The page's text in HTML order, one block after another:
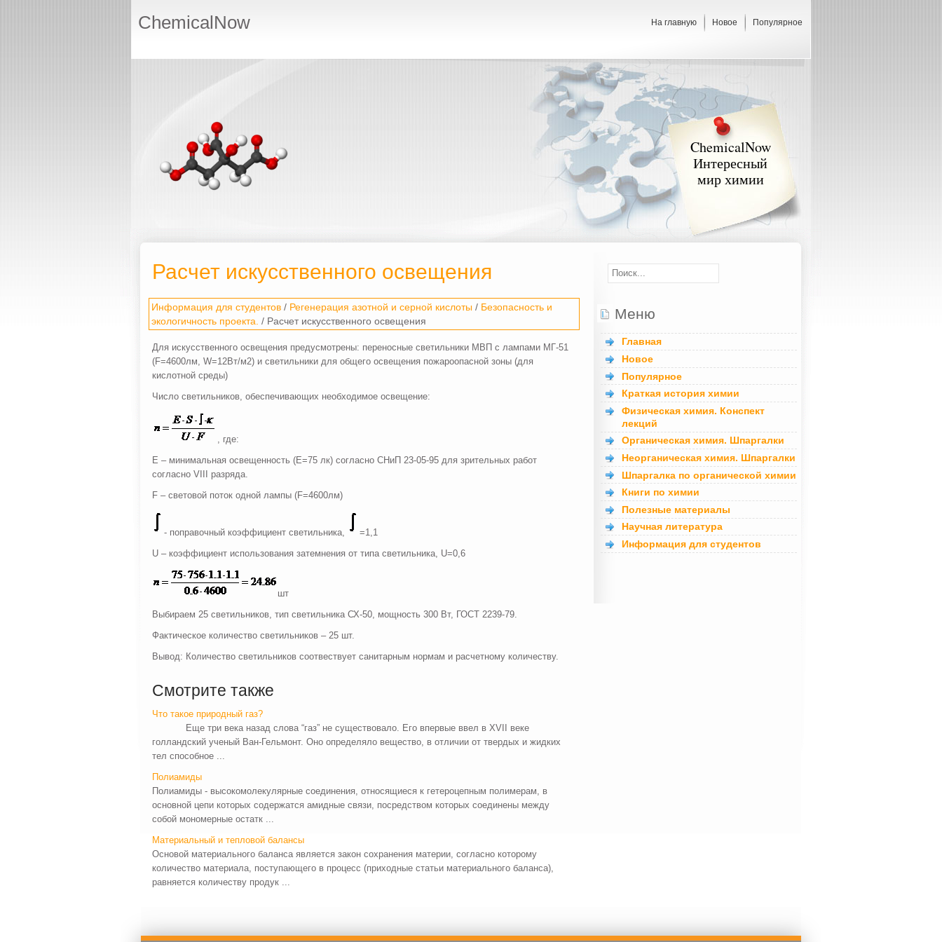
ChemicalNow На главную Новое Популярное
ChemicalNow
Интересный
мир химии
Расчет искусственного освещения
Информация для студентов / Регенерация азотной и серной кислоты / Безопасность и
экологичность проекта. / Расчет искусственного освещения
Для искусственного освещения предусмотрены: переносные светильники МВП с лампами МГ-51
(F=4600лм, W=12Вт/м2) и светильники для общего освещения пожароопасной зоны (для
кислотной среды)
Число светильников, обеспечивающих необходимое освещение:
, где:
E – минимальная освещенность (E=75 лк) согласно СНиП 23-05-95 для зрительных работ
согласно VIII разряда.
F – световой поток одной лампы (F=4600лм)
- поправочный коэффициент светильника,
=1,1
U – коэффициент использования затемнения от типа светильника, U=0,6
шт
Выбираем 25 светильников, тип светильника СХ-50, мощность 300 Вт, ГОСТ 2239-79.
Фактическое количество светильников – 25 шт.
Вывод: Количество светильников соотвествует санитарным нормам и расчетному количеству.
Смотрите также
Что такое природный газ?
Еще три века назад слова “газ” не существовало. Его впервые ввел в XVII веке
голландский ученый Ван-Гельмонт. Оно определяло вещество, в отличии от твердых и жидких
тел способное ...
Полиамиды
Полиамиды - высокомолекулярные соединения, относящиеся к гетероцепным полимерам, в
основной цепи которых содержатся амидные связи, посредством которых соединены между
собой мономерные остатк ...
Материальный и тепловой балансы
Основой материального баланса является закон сохранения материи, согласно которому
количество материала, поступающего в процесс (приходные статьи материального баланса),
равняется количеству продук ...
Меню
Главная
Новое
Популярное
Краткая история химии
Физическая химия. Конспект
лекций
Органическая химия. Шпаргалки
Неорганическая химия. Шпаргалки
Шпаргалка по органической химии
Книги по химии
Полезные материалы
Научная литература
Информация для студентов